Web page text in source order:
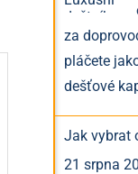
za
pláčete
dešťové
Jak vybrat
21 srpna